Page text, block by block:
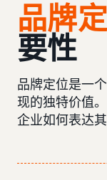
品牌
要性
品牌定位是一
现的独特价值
企业如何表达